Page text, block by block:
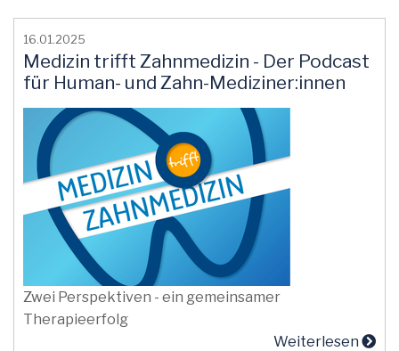
16.01.2025
Medizin trifft Zahnmedizin - Der Podcast
für Human- und Zahn-Mediziner:innen
Zwei Perspektiven - ein gemeinsamer
Therapieerfolg
Weiterlesen